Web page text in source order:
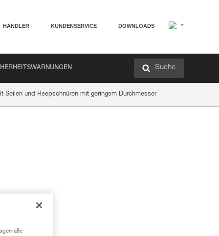
HÄNDLER KUNDENSERVICE DOWNLOADS
Suche
Seilen und Reepschnüren mit geringem Durchmesser